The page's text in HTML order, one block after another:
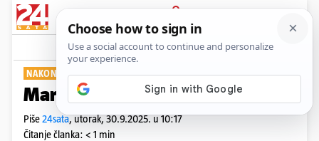
PRIJAVA
Show Komentari
NAKON DVIJE GODINE
Marko Kutlić stiže u Tvornicu
Piše24sata,utorak, 30.9.2025. u 10:17
Čitanje članka: < 1 min